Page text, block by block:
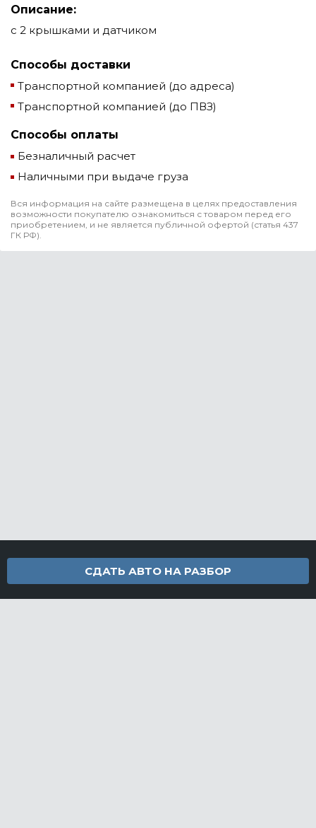
Описание:
с 2 крышками и датчиком
Способы доставки
Транспортной компанией (до адреса)
Транспортной компанией (до ПВЗ)
Способы оплаты
Безналичный расчет
Наличными при выдаче груза
Вся информация на сайте размещена в целях предоставления
возможности покупателю ознакомиться с товаром перед его
приобретением, и не является публичной офертой (статья 437
ГК РФ).
СДАТЬ АВТО НА РАЗБОР